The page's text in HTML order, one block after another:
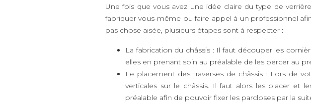
Une fois que vous avez une idée claire du type de
fabriquer vous-même ou faire appel à un professionnel
pas chose aisée, plusieurs étapes sont à respecter :
La fabrication du châssis : Il faut découper les
elles en prenant soin au préalable de les percer au
Le placement des traverses de châssis : Lors de
verticales sur le châssis. Il faut alors les placer et
préalable afin de pouvoir fixer les parcloses par la